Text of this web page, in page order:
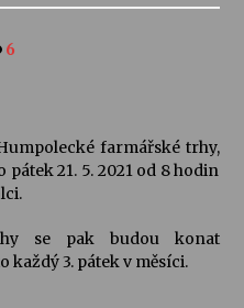
Josefíny Duškové: Stávám se
festival Quijotova
8. 2026
6
farmářské trhy,
21. 5. 2021 od 8 hodin
se pak budou konat
každý 3. pátek v měsíci.